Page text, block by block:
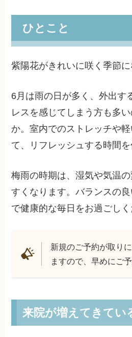
ひとこと
紫陽花がきれいに咲く季節に
6月は雨の日が多く、外出す
レスを感じてしまう方も多
か。室内でのストレッチや
て、リフレッシュする時間を
梅雨の時期は、湿気や気温
すくなります。バランスの
で健康的な毎日をお過ごしく
新規のご予約が取り
ますので、早めにご
来院が増えてきてい